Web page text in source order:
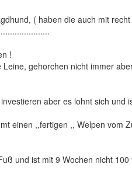
( haben die auch mit
!
gehorchen nicht immer
aber es lohnt sich und
einen ,,fertigen ,, Welpen vom
und ist mit 9 Wochen nicht